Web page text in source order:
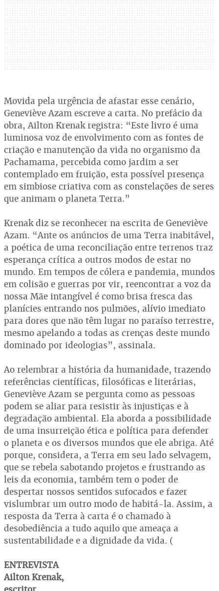
Movida pela urgência de afastar esse cenário,
Geneviève Azam escreve a carta. No prefácio da
obra, Ailton Krenak registra: “Este livro é uma
luminosa voz de envolvimento com as fontes de
criação e manutenção da vida no organismo da
Pachamama, percebida como jardim a ser
contemplado em fruição, esta possível presença
em simbiose criativa com as constelações de seres
que animam o planeta Terra.”
Krenak diz se reconhecer na escrita de Geneviève
Azam. “Ante os anúncios de uma Terra inabitável,
a poética de uma reconciliação entre terrenos traz
esperança crítica a outros modos de estar no
mundo. Em tempos de cólera e pandemia, mundos
em colisão e guerras por vir, reencontrar a voz da
nossa Mãe intangível é como brisa fresca das
planícies entrando nos pulmões, alívio imediato
para dores que não têm lugar no paraíso terrestre,
mesmo apelando a todas as crenças deste mundo
dominado por ideologias”, assinala.
Ao relembrar a história da humanidade, trazendo
referências científicas, filosóficas e literárias,
Geneviève Azam se pergunta como as pessoas
podem se aliar para resistir às injustiças e à
degradação ambiental. Ela aborda a possibilidade
de uma insurreição ética e política para defender
o planeta e os diversos mundos que ele abriga. Até
porque, considera, a Terra em seu lado selvagem,
que se rebela sabotando projetos e frustrando as
leis da economia, também tem o poder de
despertar nossos sentidos sufocados e fazer
vislumbrar um outro modo de habitá-la. Assim, a
resposta da Terra à carta é o chamado à
desobediência a tudo aquilo que ameaça a
sustentabilidade e a dignidade da vida. (
ENTREVISTA
Ailton Krenak,